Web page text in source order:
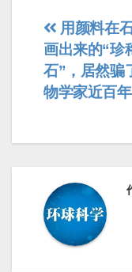
文
章
导
用颜料在
画出来的“珍
石”，居然骗
物学家近百年